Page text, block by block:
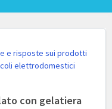
e risposte sui prodotti
elettrodomestici
con gelatiera